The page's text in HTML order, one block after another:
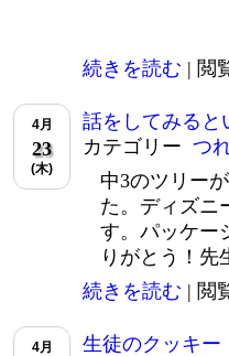
続きを読む | 閲
4月
23
(木)
話をしてみると
カテゴリー つ
中3のツリー
た。ディズニ
す。パッケー
りがとう！先
続きを読む | 閲
4月
生徒のクッキー